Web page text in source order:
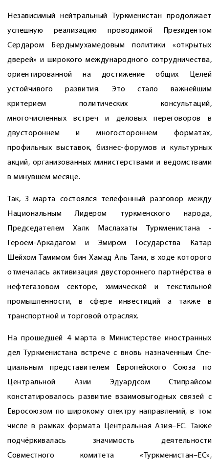
Независимый нейтральный Туркменистан продолжает
успешную реализацию проводимой Президентом
Сердаром Бердымухамедовым политики «открытых
дверей» и широкого международного сотрудничества,
ориентированной на достижение общих Целей
устойчивого развития. Это стало важнейшим
критерием политических консультаций,
многочисленных встреч и деловых переговоров в
двустороннем и многостороннем форматах,
профильных выставок, бизнес-форумов и культурных
акций, организованных министерствами и ведомствами
в минувшем месяце.
Так, 3 марта состоялся телефонный разговор между
Национальным Лидером туркменского народа,
Председателем Халк Маслахаты Туркменистана ­
Героем-Аркадагом и Эмиром Государства Катар
Шейхом Тамимом бин Хамад Аль Тани, в ходе которого
отмечалась активизация двустороннего партнёрства в
нефтегазовом секторе, химической и текстильной
промышленности, в сфере инвестиций а также в
транспортной и торговой отраслях.
На прошедшей 4 марта в Министерстве иностранных
дел Туркменистана встрече с вновь назначенным Спе­
циальным представителем Европейского Союза по
Центральной Азии Эдуардсом Стипрайсом
констатировалось развитие взаимовыгодных связей с
Евросоюзом по широкому спектру направлений, в том
числе в рамках формата Центральная Азия–ЕС. Также
подчёркивалась значимость деятельности
Совместного комитета «Туркменистан–ЕС»,